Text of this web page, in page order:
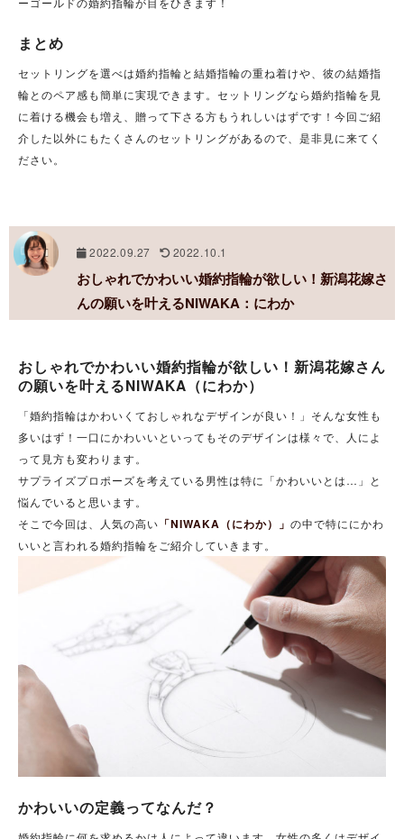
まとめ
セットリングを選べは婚約指輪と結婚指輪の重ね着けや、彼の結婚指
輪とのペア感も簡単に実現できます。セットリングなら婚約指輪を見
に着ける機会も増え、贈って下さる方もうれしいはずです！今回ご紹
介した以外にもたくさんのセットリングがあるので、是非見に来てく
ださい。
2022.09.27 2022.10.1
おしゃれでかわいい婚約指輪が欲しい！新潟花嫁さ
んの願いを叶えるNIWAKA：にわか
おしゃれでかわいい婚約指輪が欲しい！新潟花嫁さん
の願いを叶えるNIWAKA（にわか）
「婚約指輪はかわいくておしゃれなデザインが良い！」そんな女性も
多いはず！一口にかわいいといってもそのデザインは様々で、人によ
って見方も変わります。
サプライズプロポーズを考えている男性は特に「かわいいとは…」と
悩んでいると思います。
そこで今回は、人気の高い 「NIWAKA（にわか）」 の中で特ににかわ
いいと言われる婚約指輪をご紹介していきます。
かわいいの定義ってなんだ？